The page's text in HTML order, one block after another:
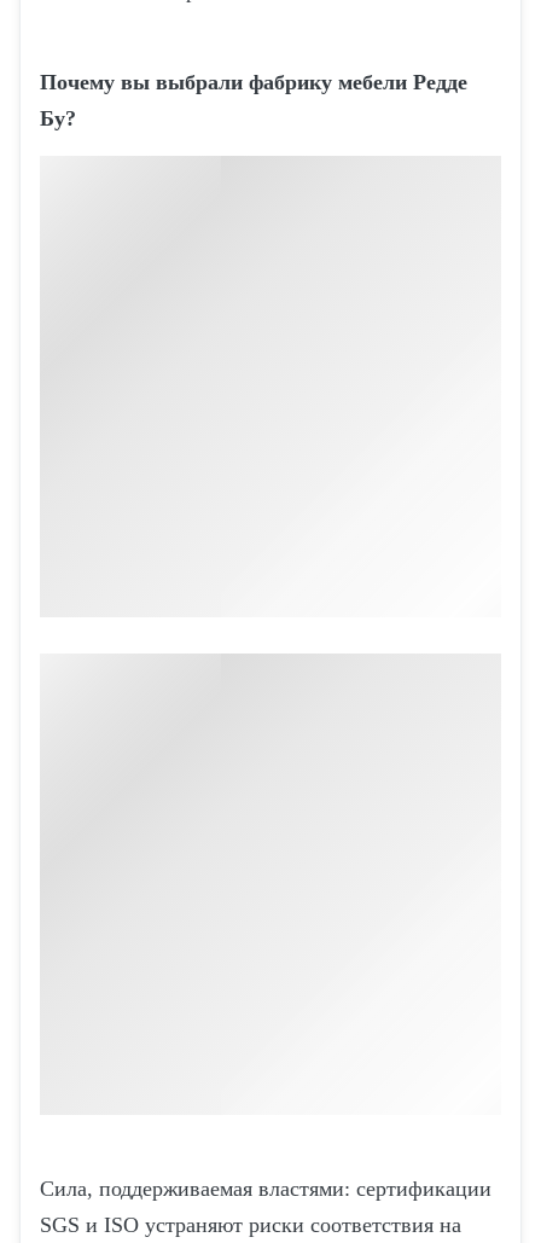
Почему вы выбрали фабрику мебели Редде
Бу?
Сила, поддерживаемая властями: сертификации
SGS и ISO устраняют риски соответствия на